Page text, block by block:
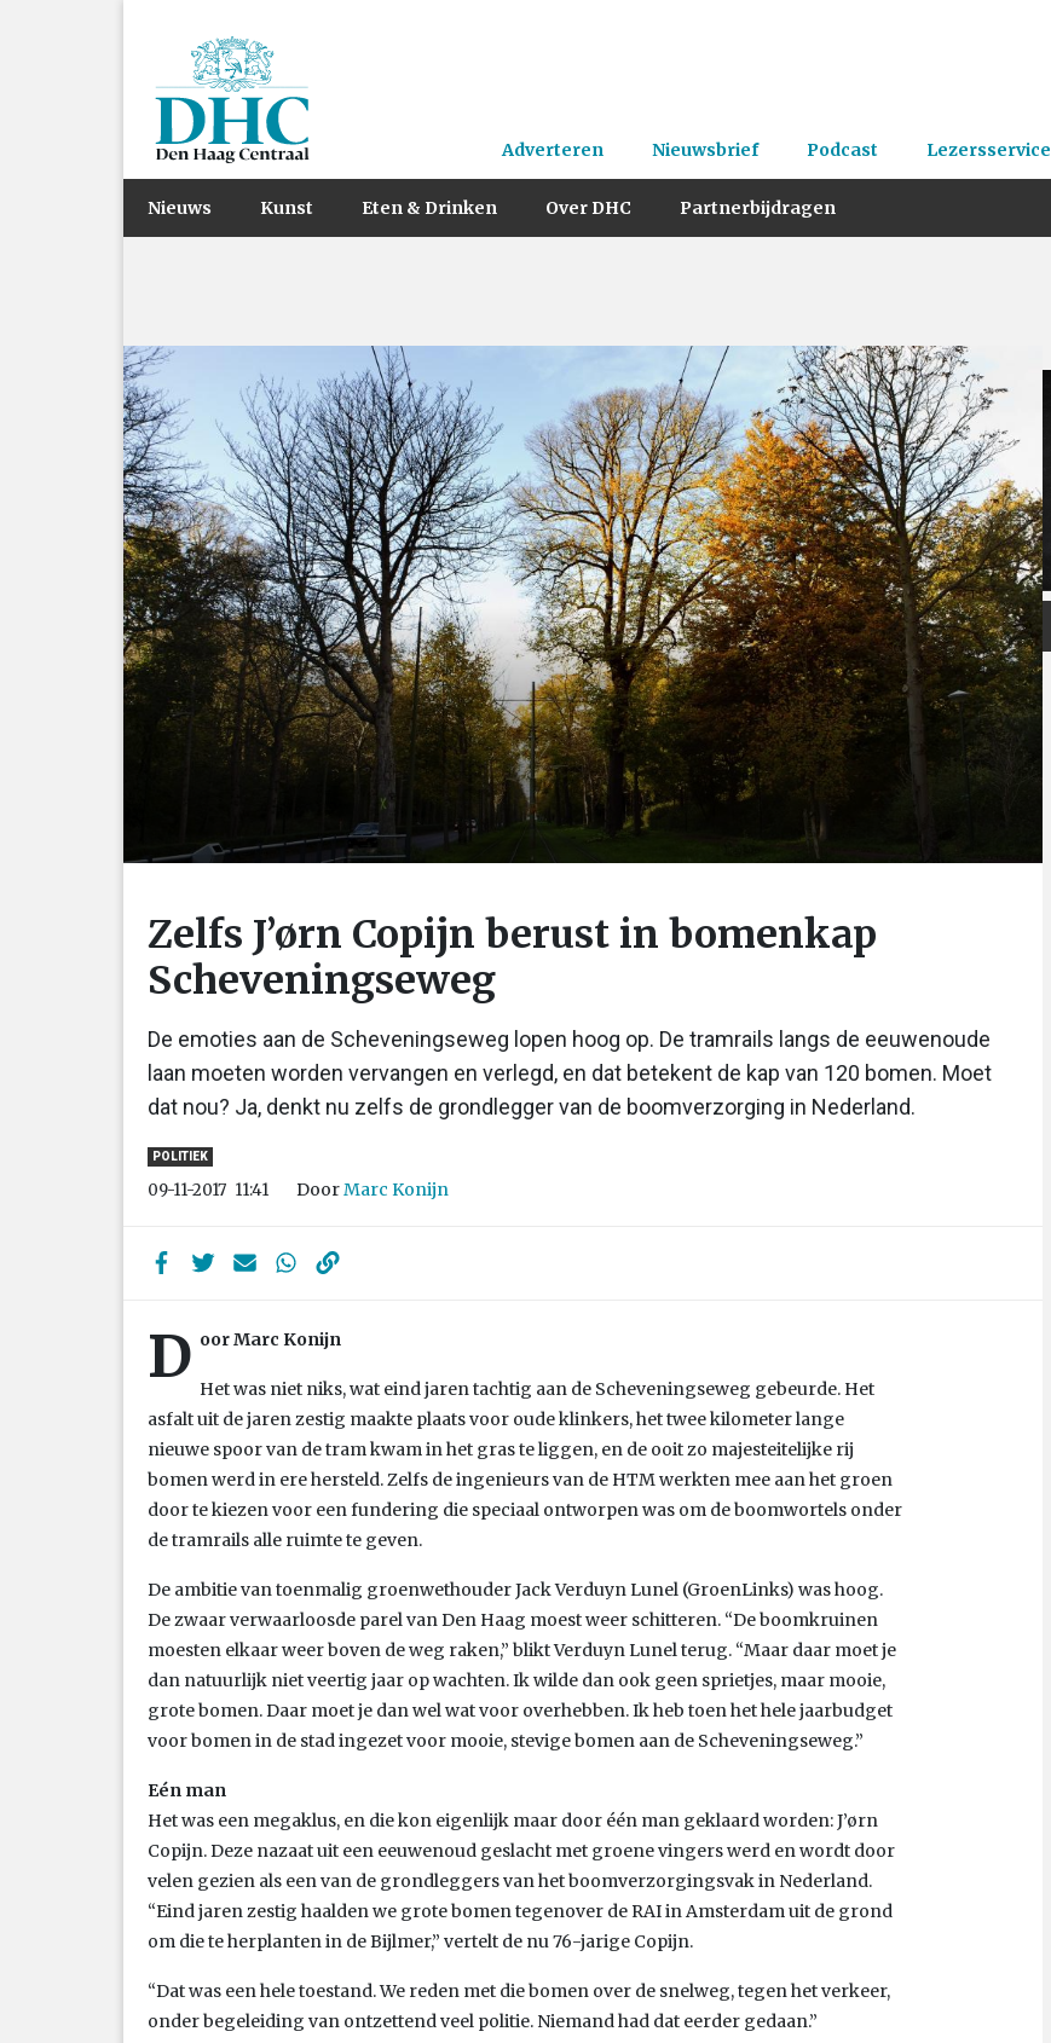
Adverteren Nieuwsbrief Podcast Lezersservice
Nieuws Kunst Eten & Drinken Over DHC Partnerbijdragen
Zelfs J’ørn Copijn berust in bomenkap
Scheveningseweg
De emoties aan de Scheveningseweg lopen hoog op. De tramrails langs de eeuwenoude
laan moeten worden vervangen en verlegd, en dat betekent de kap van 120 bomen. Moet
dat nou? Ja, denkt nu zelfs de grondlegger van de boomverzorging in Nederland.
POLITIEK
09-11-2017 11:41 DoorMarc Konijn
D oor Marc Konijn
Het was niet niks, wat eind jaren tachtig aan de Scheveningseweg gebeurde. Het
asfalt uit de jaren zestig maakte plaats voor oude klinkers, het twee kilometer lange
nieuwe spoor van de tram kwam in het gras te liggen, en de ooit zo majesteitelijke rij
bomen werd in ere hersteld. Zelfs de ingenieurs van de HTM werkten mee aan het groen
door te kiezen voor een fundering die speciaal ontworpen was om de boomwortels onder
de tramrails alle ruimte te geven.
De ambitie van toenmalig groenwethouder Jack Verduyn Lunel (GroenLinks) was hoog.
De zwaar verwaarloosde parel van Den Haag moest weer schitteren. “De boomkruinen
moesten elkaar weer boven de weg raken,” blikt Verduyn Lunel terug. “Maar daar moet je
dan natuurlijk niet veertig jaar op wachten. Ik wilde dan ook geen sprietjes, maar mooie,
grote bomen. Daar moet je dan wel wat voor overhebben. Ik heb toen het hele jaarbudget
voor bomen in de stad ingezet voor mooie, stevige bomen aan de Scheveningseweg.”
Eén man
Het was een megaklus, en die kon eigenlijk maar door één man geklaard worden: J’ørn
Copijn. Deze nazaat uit een eeuwenoud geslacht met groene vingers werd en wordt door
velen gezien als een van de grondleggers van het boomverzorgingsvak in Nederland.
“Eind jaren zestig haalden we grote bomen tegenover de RAI in Amsterdam uit de grond
om die te herplanten in de Bijlmer,” vertelt de nu 76-jarige Copijn.
“Dat was een hele toestand. We reden met die bomen over de snelweg, tegen het verkeer,
onder begeleiding van ontzettend veel politie. Niemand had dat eerder gedaan.”